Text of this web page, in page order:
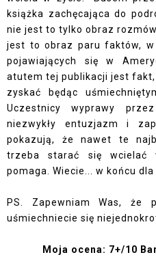
książka zachęcająca do
nie jest to tylko obraz
jest to obraz paru faktów, w
pojawiających się w
atutem tej publikacji jest
zyskać będąc
Uczestnicy wyprawy
niezwykły entuzjazm i
pokazują, że nawet te
trzeba starać się wcielać
pomaga. Wiecie... w końcu
PS. Zapewniam Was, że
uśmiechniecie się
Moja ocena: 7+/10